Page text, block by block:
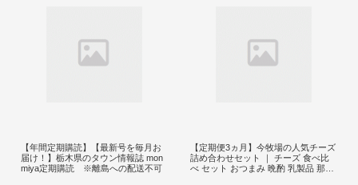
【年間定期購読】【最新号を毎月お
届け！】栃木県のタウン情報誌 mon
miya定期購読 ※離島への配送不可
【定期便3ヵ月】今牧場の人気チーズ
詰め合わせセット ｜ チーズ 食べ比
べ セット おつまみ 晩酌 乳製品 那須